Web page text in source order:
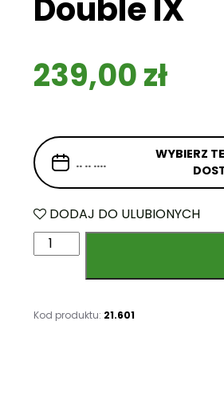
Double IX
239,00zł
WYBIERZ
DODAJ DO ULUBIONYCH
l
ć
Kod produktu: 21.601